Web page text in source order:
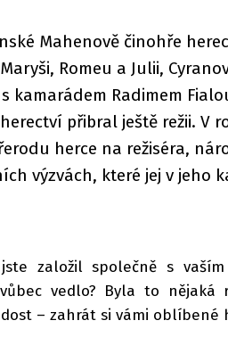
Mahenově činohře
Romeu a Julii,
kamarádem Radimem
přibral ještě režii. V
herce na režiséra,
výzvách, které jej v jeho
založil společně s vaším
vedlo? Byla to nějaká
– zahrát si vámi oblíbené